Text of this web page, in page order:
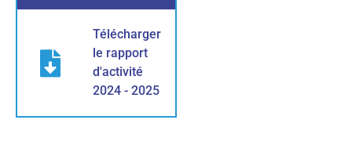
Télécharger
le rapport
d'activité
2024 - 2025